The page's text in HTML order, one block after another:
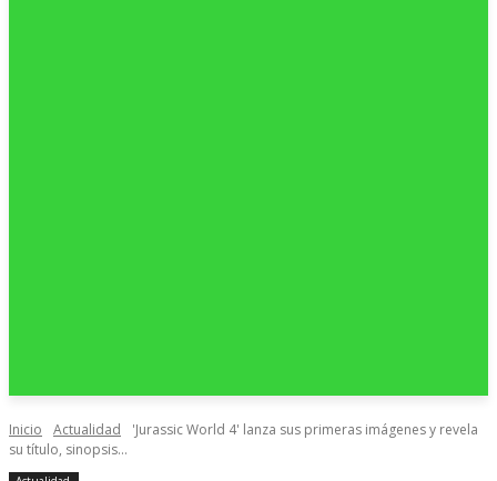
Inicio Actualidad
'Jurassic World 4' lanza sus primeras imágenes y revela
su título, sinopsis...